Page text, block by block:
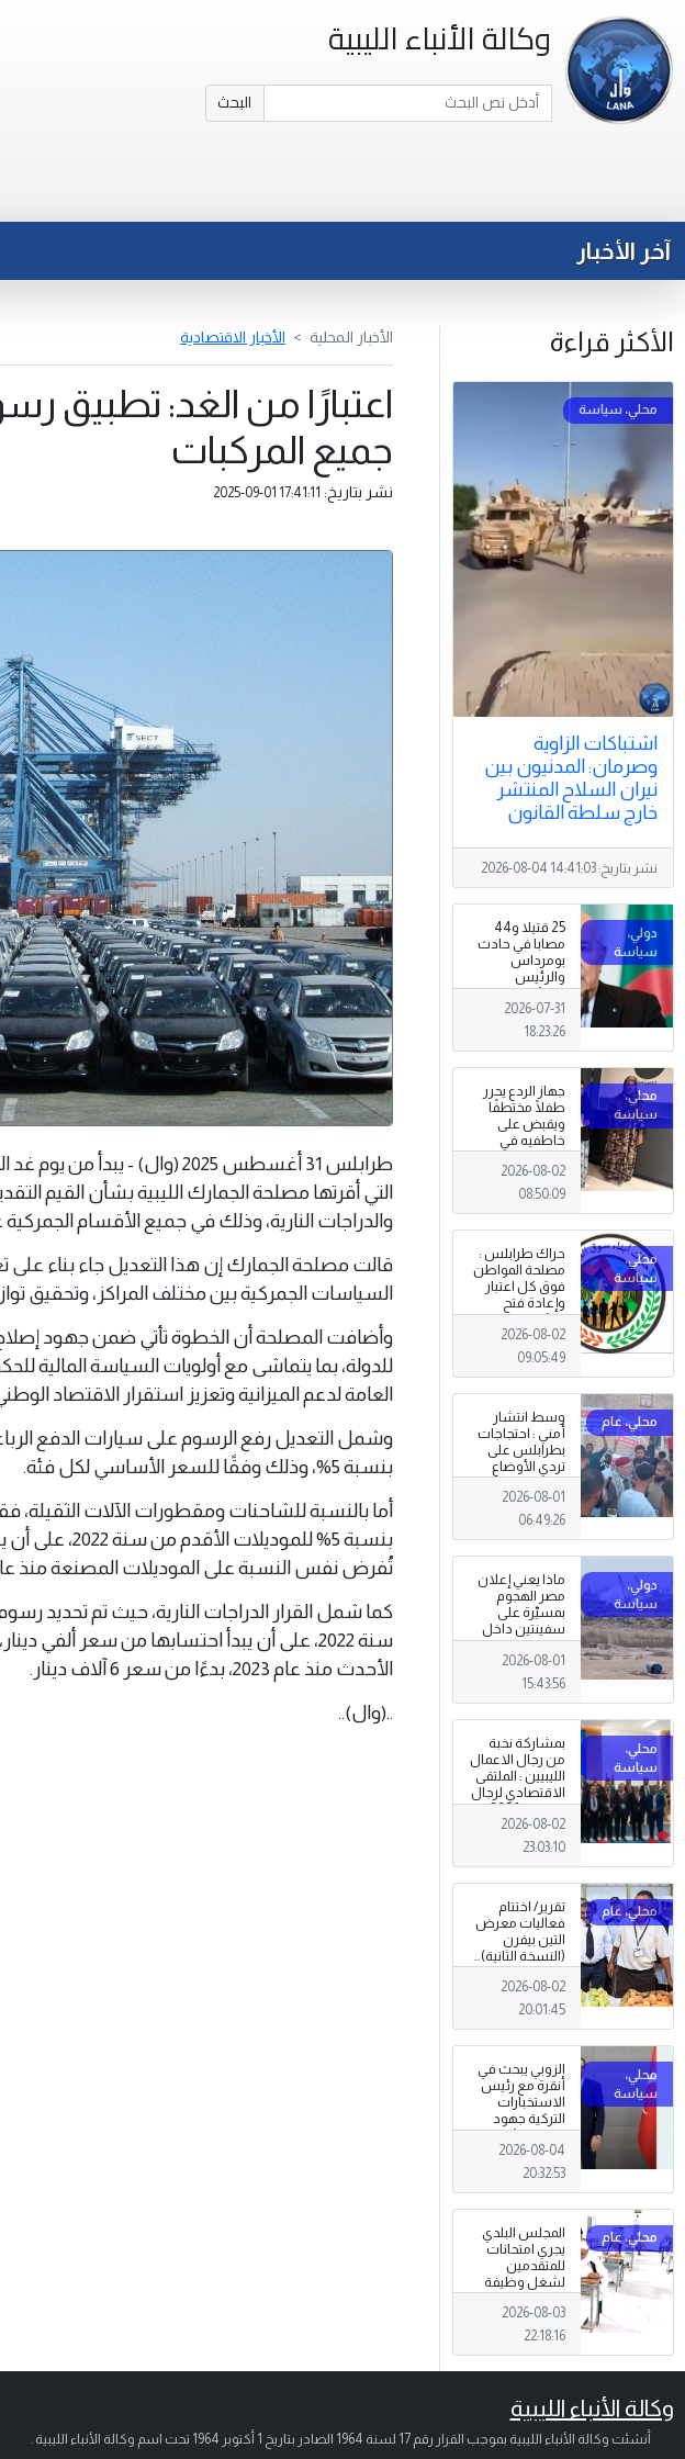
وكالة الأنباء الليبية
البحث
آخر الأخبار
الأكثر قراءة
اشتباكات الزاوية
وصرمان: المدنيون بين
نيران السلاح المنتشر
خارج سلطة القانون
نشر بتاريخ:2026-08-04 14:41:03
25 قتيلا و44
مصابا في حادث
بومرداس
والرئيس
الجزائري يعلن
الحداد .
2026-07-31
18:23:26
جهاز الردع يحرر
طفلًا مختطفًا
ويقبض على
خاطفيه في
طرابلس
2026-08-02
08:50:09
حراك طرابلس :
مصلحة المواطن
فوق كل اعتبار
وإعادة فتح
المؤسسات
جاءت استجابةً
للإرادة الشعبية
2026-08-02
09:05:49
وسط انتشار
أمني : احتجاجات
بطرابلس على
تردي الأوضاع
المعيشية وتدني
الخدمات العامة .
2026-08-01
06:49:26
ماذا يعني إعلان
مصر الهجوم
بمسيّرة على
سفينتين داخل
ميناء دمياط؟
(قراءة تحليلية)
2026-08-01
15:43:56
بمشاركة نخبة
من رجال الاعمال
الليبيين : الملتقى
الاقتصادي لرجال
الاعمال 2026
تبدأ فعاليات
بمدينة سرت .
2026-08-02
23:03:10
تقرير/ اختتام
فعاليات معرض
التين بيفرن
(النسخة الثانية)..
تظاهرة وطنية
وصمود
للمزارعين في
2026-08-02
20:01:45
الزوبي يبحث في
أنقرة مع رئيس
الاستخبارات
التركية جهود
توحيد المؤسسة
العسكرية على
أسس مهنية
2026-08-04
20:32:53
المجلس البلدي
يجري امتحانات
للمتقدمين
لشغل وظيفة
مختار محلة .
2026-08-03
22:18:16
الأخبار المحلية الأخبار الاقتصادية
اعتبارًا من الغد: تطبيق
جميع المركبات
نشر بتاريخ: 2025-09-01 17:41:11
طرابلس 31 أغسطس 2025 (وال) -
التي أقرتها مصلحة الجمارك الليبية بشأن القيم
والدراجات النارية، وذلك في جميع الأقسام
قالت مصلحة الجمارك إن هذا التعديل جاء بناء على
السياسات الجمركية بين مختلف المراكز، وتحقيق
وأضافت المصلحة أن الخطوة تأتي ضمن جهود إصلاح
للدولة، بما يتماشى مع أولويات السياسة المالية
العامة لدعم الميزانية وتعزيز استقرار الاقتصاد
بنسبة 5%، وذلك وفقًا للسعر الأساسي لكل فئة.
أما بالنسبة للشاحنات ومقطورات الآلات الثقيلة،
تُفرض نفس النسبة على الموديلات المصنعة منذ عام 2023، لكن بدءًا من سعر 40 ألف
سنة 2022، على أن يبدأ احتسابها من سعر ألفي
الأحدث منذ عام 2023، بدءًا من سعر 6 آلاف دينار.
..(وال)..
وكالة الأنباء الليبية
أنشئت وكالة الأنباء الليبية بموجب القرار رقم 17 لسنة 1964 الصادر بتاريخ 1 أكتوبر 1964 تحت اسم وكالة الأنباء الليبية .